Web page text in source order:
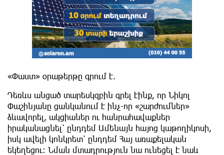
«Փաստ» օրաթերթը գրում է.
Դեռևս անցած տարեսկզբին գրել էինք, որ Նիկոլ
Փաշինյանը ցանկանում է ինչ-որ «շարժումներ»
ձևավորել, ակցիաներ ու հանրահավաքներ
իրականացնել՝ ընդդեմ Ամենայն հայոց կաթողիկոսի,
իսկ ավելի կոնկրետ՝ ընդդեմ Հայ առաքելական
եկեղեցու: Նման մտադրություն նա ունեցել է նաև